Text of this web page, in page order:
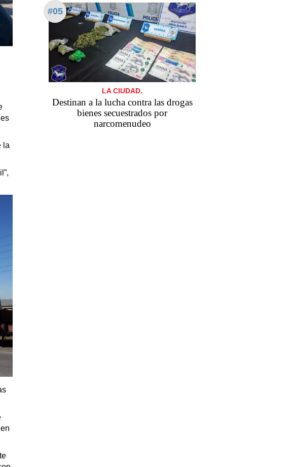
la
#05
LA CIUDAD.
Destinan a la lucha contra las drogas
bienes secuestrados por
narcomenudeo